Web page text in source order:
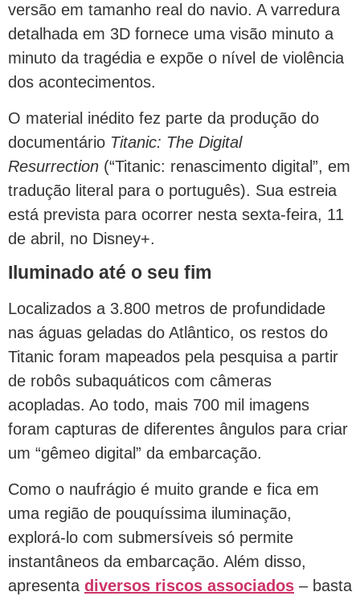
versão em tamanho real do navio. A varredura
detalhada em 3D fornece uma visão minuto a
minuto da tragédia e expõe o nível de violência
dos acontecimentos.
O material inédito fez parte da produção do
documentário Titanic: The Digital
Resurrection (“Titanic: renascimento digital”, em
tradução literal para o português). Sua estreia
está prevista para ocorrer nesta sexta-feira, 11
de abril, no Disney+.
Iluminado até o seu fim
Localizados a 3.800 metros de profundidade
nas águas geladas do Atlântico, os restos do
Titanic foram mapeados pela pesquisa a partir
de robôs subaquáticos com câmeras
acopladas. Ao todo, mais 700 mil imagens
foram capturas de diferentes ângulos para criar
um “gêmeo digital” da embarcação.
Como o naufrágio é muito grande e fica em
uma região de pouquíssima iluminação,
explorá-lo com submersíveis só permite
instantâneos da embarcação. Além disso,
apresenta diversos riscos associados – basta